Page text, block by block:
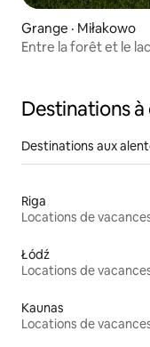
Grange · Miłakowo
Entre la forêt et le lac
Destinations
Destinations aux
Riga
Locations de
Łódź
Locations de
Kaunas
Locations de